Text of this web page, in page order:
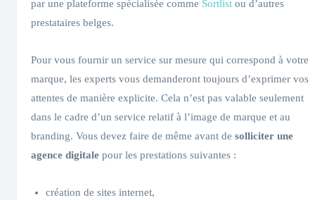
par une plateforme spécialisée comme Sortlist ou d’autres
prestataires belges.
Pour vous fournir un service sur mesure qui correspond à votre
marque, les experts vous demanderont toujours d’exprimer vos
attentes de manière explicite. Cela n’est pas valable seulement
dans le cadre d’un service relatif à l’image de marque et au
branding. Vous devez faire de même avant de solliciter une
agence digitale pour les prestations suivantes :
création de sites internet,